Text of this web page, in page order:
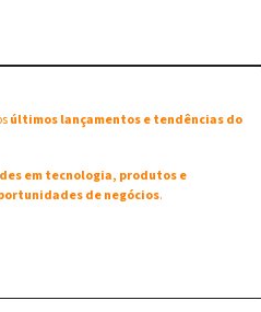
últimos lançamentos e tendências do
em tecnologia, produtos e
de negócios.